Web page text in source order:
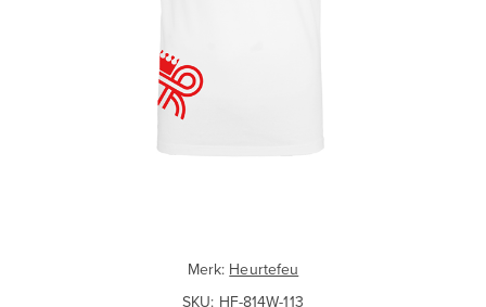
Merk: Heurtefeu
SKU: HF-814W-113